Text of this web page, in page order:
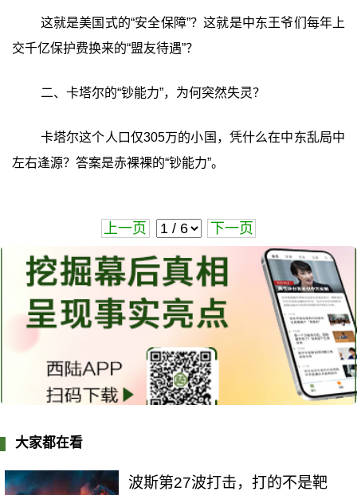
这就是美国式的“安全保障”？这就是中东王爷们每年上
交千亿保护费换来的“盟友待遇”？
二、卡塔尔的“钞能力”，为何突然失灵？
卡塔尔这个人口仅305万的小国，凭什么在中东乱局中
左右逢源？答案是赤裸裸的“钞能力”。
上一页 下一页
大家都在看
波斯第27波打击，打的不是靶